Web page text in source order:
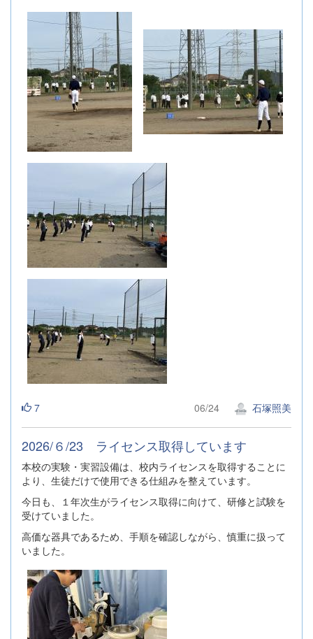
7 06/24 石塚照美
2026/６/23 ライセンス取得しています
本校の実験・実習設備は、校内ライセンスを取得することに
より、生徒だけで使用できる仕組みを整えています。
今日も、１年次生がライセンス取得に向けて、研修と試験を
受けていました。
高価な器具であるため、手順を確認しながら、慎重に扱って
いました。